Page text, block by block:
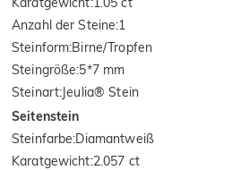
Anzahl der Steine:1
Steinform:Birne/Tropfen
Steingröße:5*7 mm
Steinart:Jeulia® Stein
Seitenstein
Steinfarbe:Diamantweiß
Karatgewicht:2.057 ct